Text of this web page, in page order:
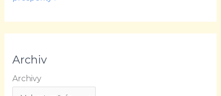
Archiv
Archivy